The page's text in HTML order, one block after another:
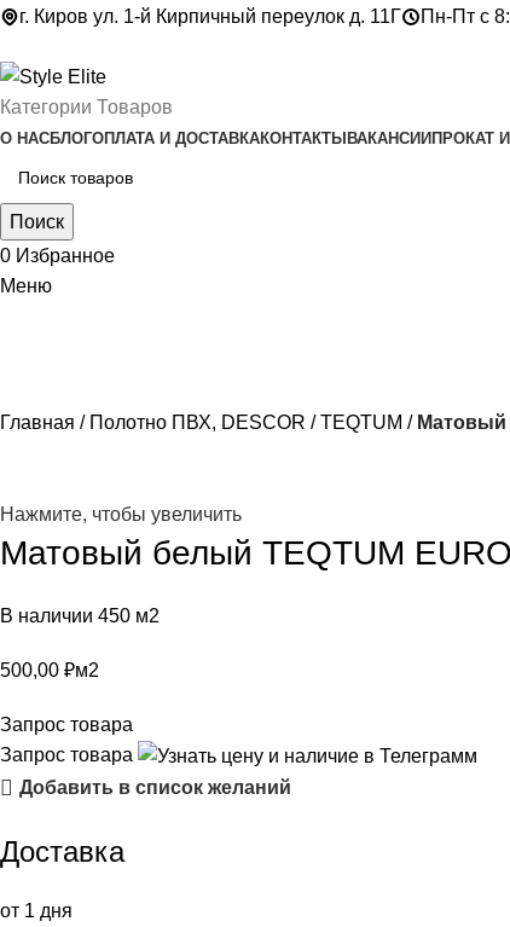
г. Киров ул. 1-й Кирпичный переулок д. 11Г Пн-Пт с
Категории Товаров
О НАСБЛОГОПЛАТА И ДОСТАВКАКОНТАКТЫ ВАКАНСИИ ПРОКАТ
Поиск
0 Избранное
Меню
Главная Полотно ПВХ, DESCOR TEQTUM Матовый
Нажмите, чтобы увеличить
Матовый белый TEQTUM
В наличии 450 м2
500,00 ₽м2
Запрос товара
Запрос товара
Добавить в список желаний
Доставка
от 1 дня